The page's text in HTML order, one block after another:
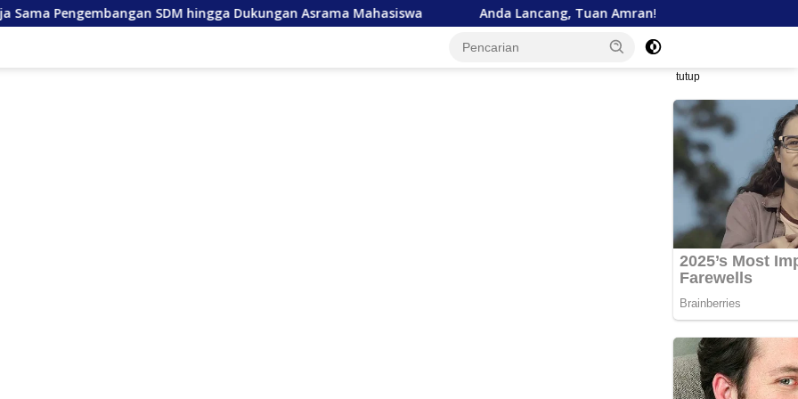
SDM hingga Dukungan Asrama Mahasiswa Anda Lancang, Tuan Amran! Bank Aceh Tegaskan
tutup